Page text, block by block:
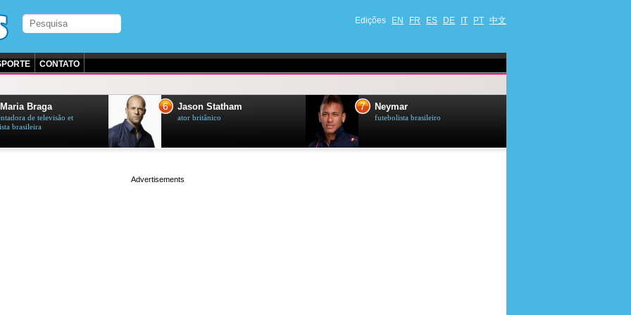
Edições EN FR ES DE IT PT 中文
CONTATO
6 Jason Statham
ator britânico
7 Neymar
futebolista brasileiro
8 Roberto Carlos
cantor et compositor brasileiro